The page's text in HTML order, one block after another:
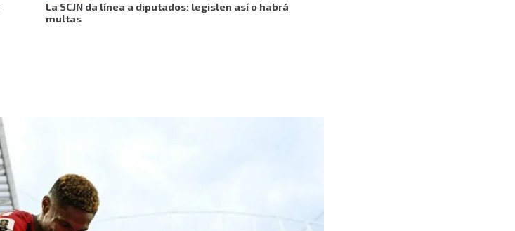
La SCJN da línea a diputados: legislen así o habrá
multas